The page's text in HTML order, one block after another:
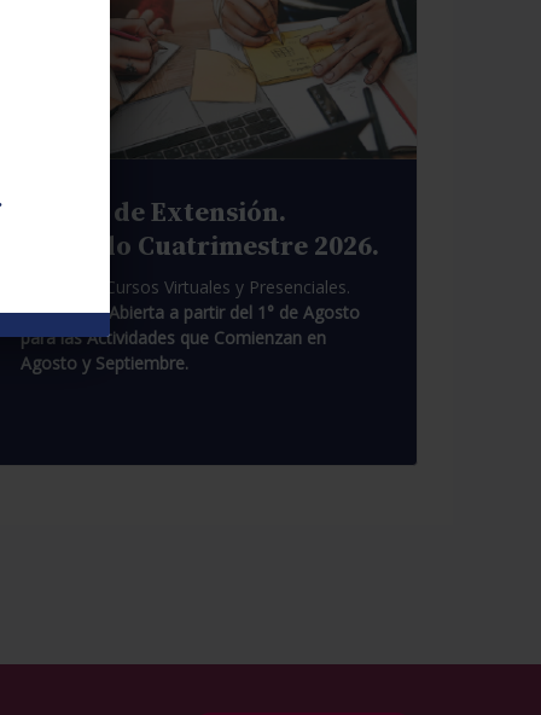
Cursos de Extensión.
Segundo Cuatrimestre 2026.
Pasantías. Cursos Virtuales y Presenciales.
Inscripción Abierta a partir del 1° de Agosto
para las Actividades que Comienzan en
Agosto y Septiembre.